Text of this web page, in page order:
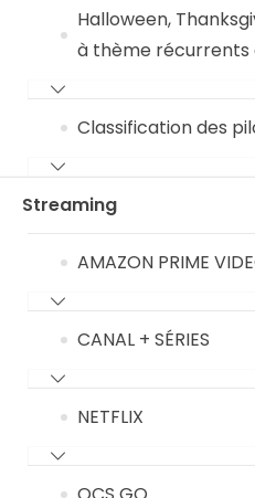
Halloween,
à thème récurrents
Classification des
Streaming
AMAZON PRIME
CANAL + SÉRIES
NETFLIX